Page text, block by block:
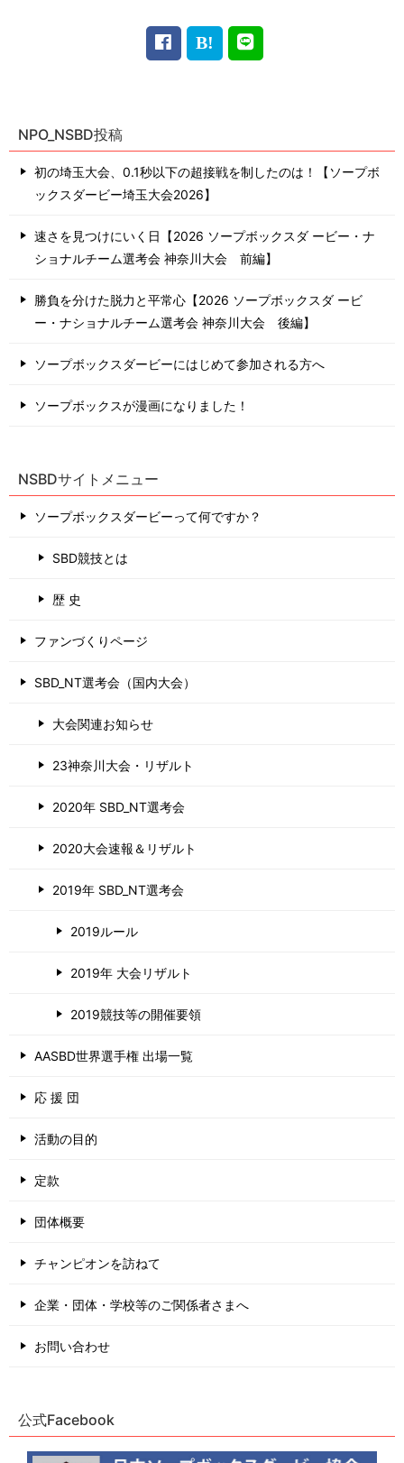
NPO_NSBD投稿
初の埼玉大会、0.1秒以下の超接戦を制したのは！【ソープボ
ックスダービー埼玉大会2026】
速さを見つけにいく日【2026 ソープボックスダ ービー・ナ
ショナルチーム選考会 神奈川⼤会 前編】
勝負を分けた脱力と平常心【2026 ソープボックスダ ービ
ー・ナショナルチーム選考会 神奈川⼤会 後編】
ソープボックスダービーにはじめて参加される方へ
ソープボックスが漫画になりました！
NSBDサイトメニュー
ソープボックスダービーって何ですか？
SBD競技とは
歴 史
ファンづくりページ
SBD_NT選考会（国内大会）
大会関連お知らせ
23神奈川大会・リザルト
2020年 SBD_NT選考会
2020大会速報＆リザルト
2019年 SBD_NT選考会
2019ルール
2019年 大会リザルト
2019競技等の開催要領
AASBD世界選手権 出場一覧
応 援 団
活動の目的
定款
団体概要
チャンピオンを訪ねて
企業・団体・学校等のご関係者さまへ
お問い合わせ
公式Facebook